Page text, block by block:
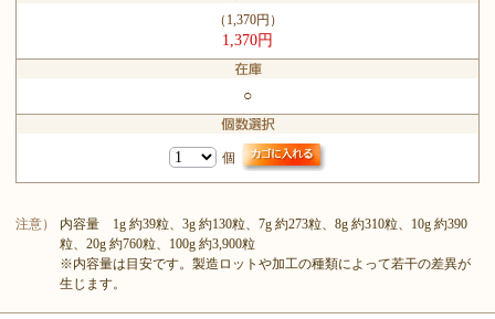
（1,370円）
1,370円
○
個
注意）
内容量 1g 約39粒、3g 約130粒、7g 約273粒、8g 約310粒、10g 約390
粒、20g 約760粒、100g 約3,900粒
※内容量は目安です。製造ロットや加工の種類によって若干の差異が
生じます。